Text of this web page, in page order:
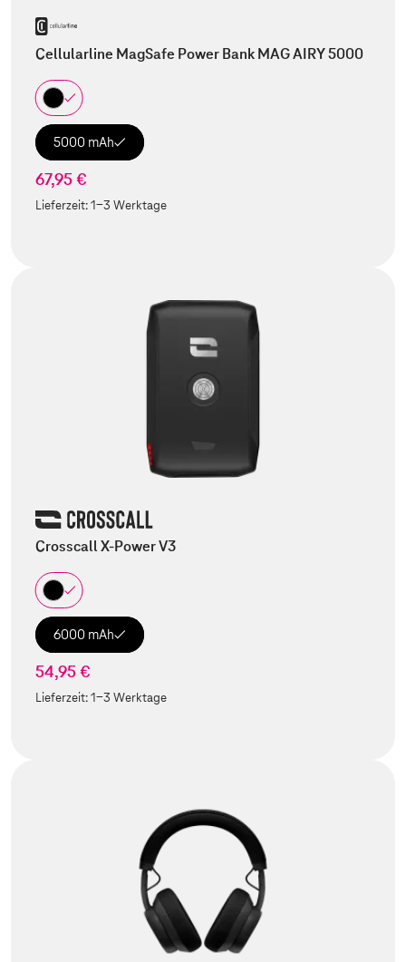
Cellularline MagSafe Power Bank MAG AIRY 5000
5000 mAh
67,95 €
Lieferzeit:1-3 Werktage
Crosscall X-Power V3
6000 mAh
54,95 €
Lieferzeit:1-3 Werktage